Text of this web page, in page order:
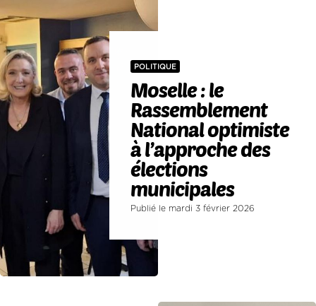
POLITIQUE
Moselle : le
Rassemblement
National optimiste
à l’approche des
élections
municipales
Publié le mardi 3 février 2026